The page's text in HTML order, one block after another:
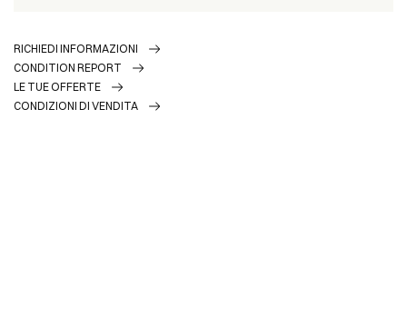
RICHIEDI INFORMAZIONI
CONDITION REPORT
LE TUE OFFERTE
CONDIZIONI DI VENDITA